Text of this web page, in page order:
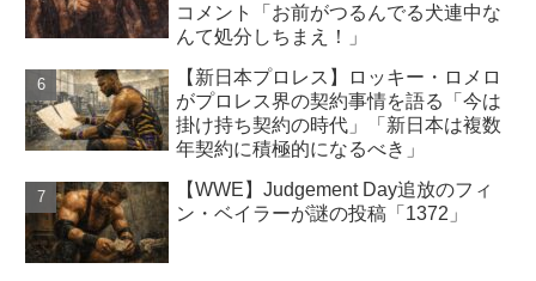
コメント「お前がつるんでる犬連中な
んて処分しちまえ！」
【新日本プロレス】ロッキー・ロメロ
がプロレス界の契約事情を語る「今は
掛け持ち契約の時代」「新日本は複数
年契約に積極的になるべき」
【WWE】Judgement Day追放のフィ
ン・ベイラーが謎の投稿「1372」